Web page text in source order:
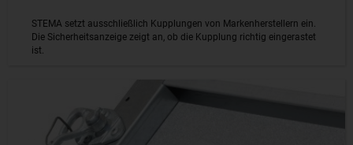
STEMA setzt ausschließlich Kupplungen von Markenherstellern ein.
Die Sicherheitsanzeige zeigt an, ob die Kupplung richtig eingerastet
ist.